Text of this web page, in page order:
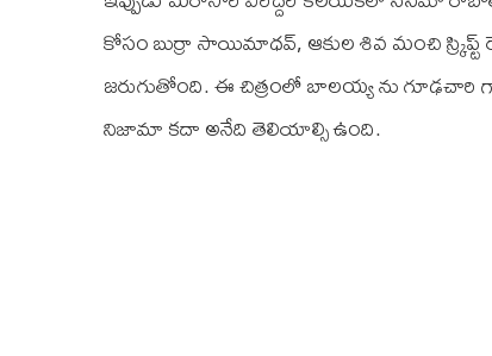
కోసం బుర్రా సాయిమాధవ్, ఆకుల శివ మంచి స్ర్కిప్ట్
జరుగుతోంది. ఈ చిత్రంలో బాలయ్య ను గూఢచారి
నిజామా కదా అనేది తెలియాల్సి ఉంది.